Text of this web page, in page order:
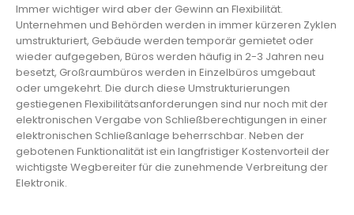
Immer wichtiger wird aber der Gewinn an Flexibilität.
Unternehmen und Behörden werden in immer kürzeren Zyklen
umstrukturiert, Gebäude werden temporär gemietet oder
wieder aufgegeben, Büros werden häufig in 2-3 Jahren neu
besetzt, Großraumbüros werden in Einzelbüros umgebaut
oder umgekehrt. Die durch diese Umstrukturierungen
gestiegenen Flexibilitätsanforderungen sind nur noch mit der
elektronischen Vergabe von Schließberechtigungen in einer
elektronischen Schließanlage beherrschbar. Neben der
gebotenen Funktionalität ist ein langfristiger Kostenvorteil der
wichtigste Wegbereiter für die zunehmende Verbreitung der
Elektronik.